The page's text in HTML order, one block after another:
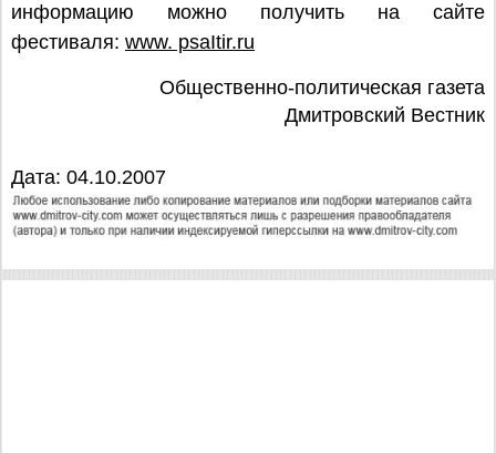
информацию можно получить на сайте
фестиваля: www. psaItir.ru
Общественно-политическая газета
Дмитровский Вестник
Дата: 04.10.2007